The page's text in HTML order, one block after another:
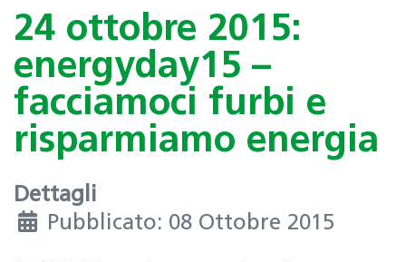
24 ottobre 2015:
energyday15 –
facciamoci furbi e
risparmiamo energia
Dettagli
Pubblicato: 08 Ottobre 2015